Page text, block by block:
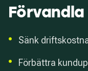
• Sänk
• Förbättra